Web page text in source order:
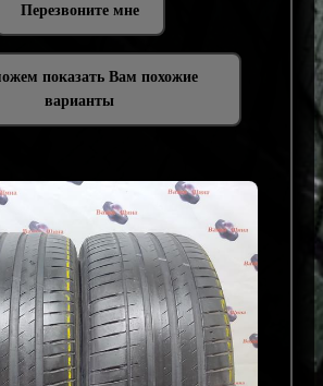
показать Вам похожие
варианты